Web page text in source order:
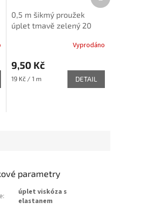
0,5 m šikmý proužek
úplet tmavě zelený 20
Vyprodáno
9,50 Kč
Měrná
19 Kč / 1 m DETAIL
parametry
:
úplet viskóza s
elastanem